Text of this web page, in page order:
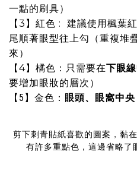
一點的刷具）
【3】紅色 : 建議使用楓葉
尾順著眼型往上勾（重複堆
來）
【4】橘色：只需要在下眼
要增加眼妝的層次）
【5】金色： 眼頭、眼窩中央
剪下刺青貼紙喜歡的圖案，黏
有許多重點色，這邊省略了